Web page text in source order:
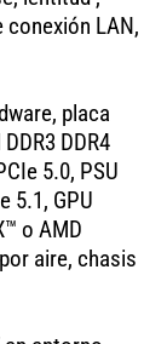
LAN,
placa
DDR4
5.0, PSU
5.1, GPU
o AMD
aire, chasis